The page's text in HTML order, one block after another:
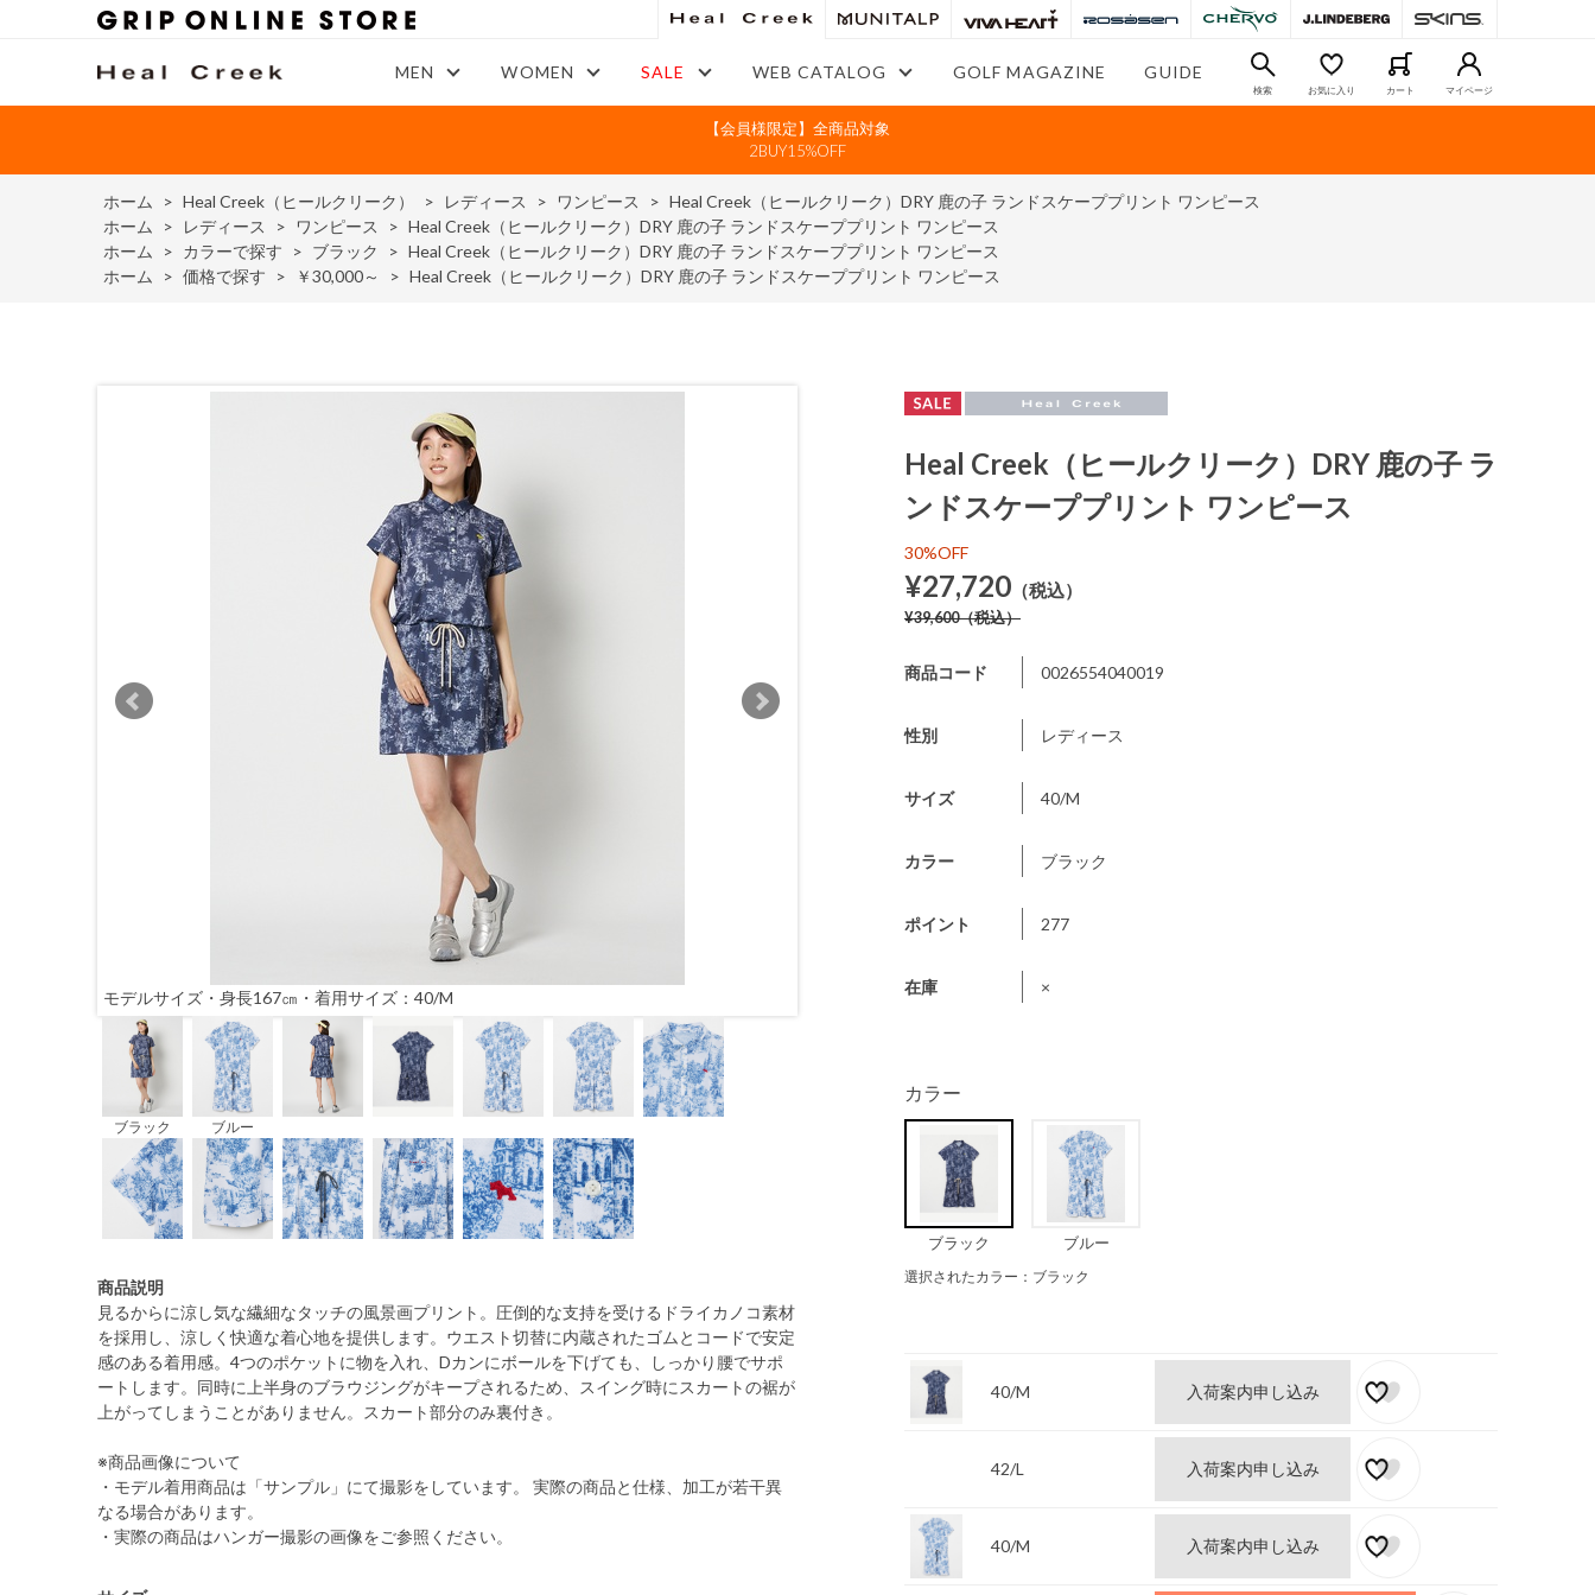
MEN WOMEN SALE WEB CATALOG GOLF MAGAZINE GUIDE
検索 お気に入り カート マイページ
【会員様限定】全商品対象
2BUY15%OFF
ホーム > Heal Creek（ヒールクリーク） > レディース > ワンピース > Heal Creek（ヒールクリーク）DRY 鹿の子 ランドスケーププリント ワンピース
ホーム
> レディース > ワンピース > Heal Creek（ヒールクリーク）DRY 鹿の子 ランドスケーププリント ワンピース
ホーム
> カラーで探す > ブラック > Heal Creek（ヒールクリーク）DRY 鹿の子 ランドスケーププリント ワンピース
ホーム
> 価格で探す > ￥30,000～ > Heal Creek（ヒールクリーク）DRY 鹿の子 ランドスケーププリント ワンピース
モデルサイズ・身長167㎝・着用サイズ：40/M
ブラック ブルー
商品説明
見るからに涼し気な繊細なタッチの風景画プリント。圧倒的な支持を受けるドライカノコ素材
を採用し、涼しく快適な着心地を提供します。ウエスト切替に内蔵されたゴムとコードで安定
感のある着用感。4つのポケットに物を入れ、Dカンにボールを下げても、しっかり腰でサポ
ートします。同時に上半身のブラウジングがキープされるため、スイング時にスカートの裾が
上がってしまうことがありません。スカート部分のみ裏付き。
※商品画像について
・モデル着用商品は「サンプル」にて撮影をしています。 実際の商品と仕様、加工が若干異
なる場合があります。
・実際の商品はハンガー撮影の画像をご参照ください。
Heal Creek（ヒールクリーク）DRY 鹿の子 ラ
ンドスケーププリント ワンピース
30%OFF
¥27,720 （税込）
¥39,600（税込）
商品コード 0026554040019
性別 レディース
サイズ 40/M
カラー ブラック
ポイント 277
在庫 ×
カラー
ブラック ブルー
選択されたカラー：ブラック
40/M 入荷案内申し込み
42/L 入荷案内申し込み
40/M 入荷案内申し込み